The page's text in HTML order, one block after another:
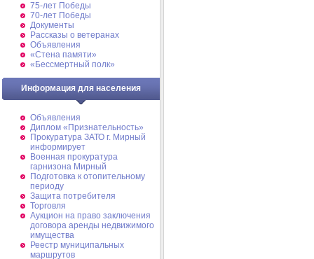
75-лет Победы
70-лет Победы
Документы
Рассказы о ветеранах
Объявления
«Стена памяти»
«Бессмертный полк»
Информация для населения
Объявления
Диплом «Признательность»
Прокуратура ЗАТО г. Мирный
информирует
Военная прокуратура
гарнизона Мирный
Подготовка к отопительному
периоду
Защита потребителя
Торговля
Аукцион на право заключения
договора аренды недвижимого
имущества
Реестр муниципальных
маршрутов